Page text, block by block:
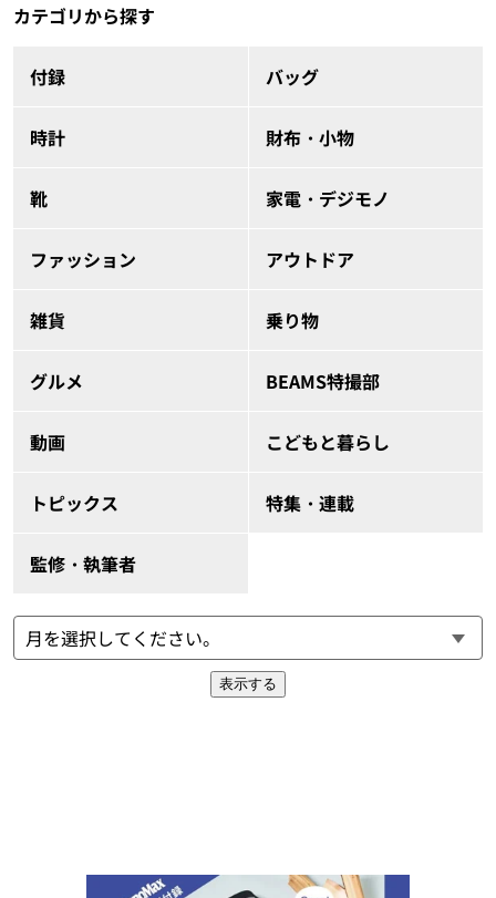
カテゴリから探す
付録 バッグ
時計 財布・小物
靴 家電・デジモノ
ファッション アウトドア
雑貨 乗り物
グルメ BEAMS特撮部
動画 こどもと暮らし
トピックス 特集・連載
監修・執筆者
表示する